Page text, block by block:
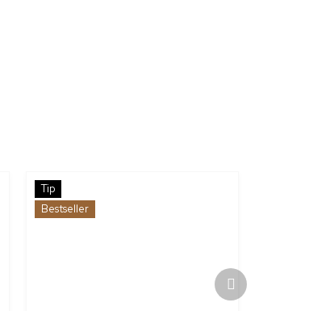
Tip
Bestseller
Další
produkt